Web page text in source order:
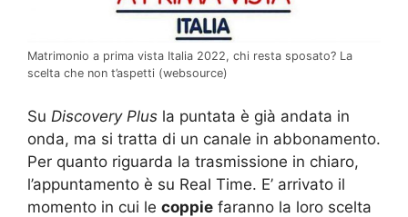
Matrimonio a prima vista Italia 2022, chi resta sposato? La
scelta che non t’aspetti (websource)
Su Discovery Plus la puntata è già andata in
onda, ma si tratta di un canale in abbonamento.
Per quanto riguarda la trasmissione in chiaro,
l’appuntamento è su Real Time. E’ arrivato il
momento in cui le coppie faranno la loro scelta